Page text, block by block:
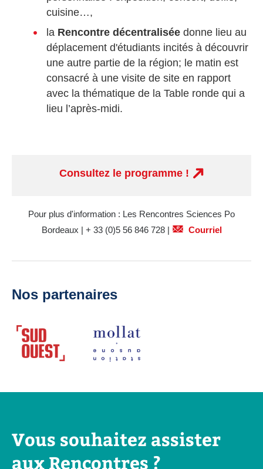
cuisine…,
la Rencontre décentraliséedonne lieu au
déplacement d'étudiants incités à découvrir
une autre partie de la région; le matin est
consacré à une visite de site en rapport
avec la thématique de la Table ronde qui a
lieu l’après-midi.
Consultez le programme !
Pour plus d'information : Les Rencontres Sciences Po
Bordeaux | + 33 (0)5 56 846 728 |
Courriel
Nos partenaires
Vous souhaitez assister
aux Rencontres ?